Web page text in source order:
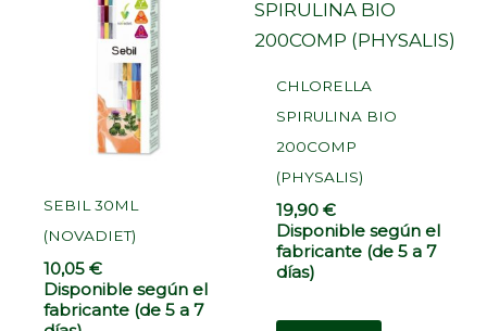
SEBIL 30ML
(NOVADIET)
10,05€
Disponible según el
fabricante (de 5 a 7
CHLORELLA
SPIRULINA BIO
200COMP
(PHYSALIS)
19,90€
Disponible según el
fabricante (de 5 a 7
días)